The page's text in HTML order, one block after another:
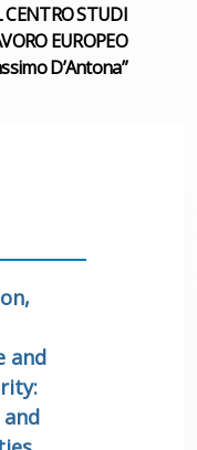
CENTRO STUDI
EUROPEO
D’Antona”
and
and